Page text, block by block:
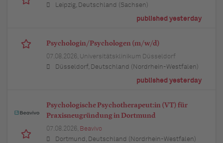
Leipzig, Deutschland (Sachsen)
published yesterday
Psychologin/Psychologen (m/w/d)
07.08.2026, Universitätsklinikum Düsseldorf
Düsseldorf, Deutschland (Nordrhein-Westfalen)
published yesterday
Psychologische Psychotherapeut:in (VT) für
Praxisneugründung in Dortmund
07.08.2026, Beavivo
Dortmund, Deutschland (Nordrhein-Westfalen)